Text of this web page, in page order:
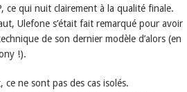
ce qui nuit clairement à la qualité finale.
Ulefone s’était fait remarqué pour avoir
de son dernier modèle d’alors (en
!).
ne sont pas des cas isolés.